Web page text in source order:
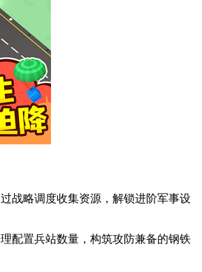
战略调度收集资源，解锁进阶军事设
配置兵站数量，构筑攻防兼备的钢铁